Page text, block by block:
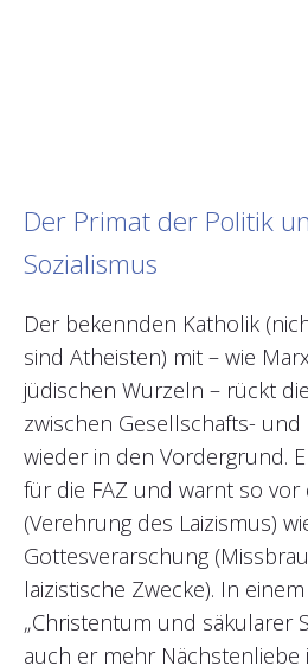
Der Primat der Politik
Sozialismus
Der bekennden Katholik
sind Atheisten) mit – wie
jüdischen Wurzeln – rückt
zwischen Gesellschafts-
wieder in den Vordergrund.
für die FAZ und warnt so
(Verehrung des Laizismus)
Gottesverarschung
laizistische Zwecke). In
„Christentum und säkularer
auch er mehr Nächstenliebe